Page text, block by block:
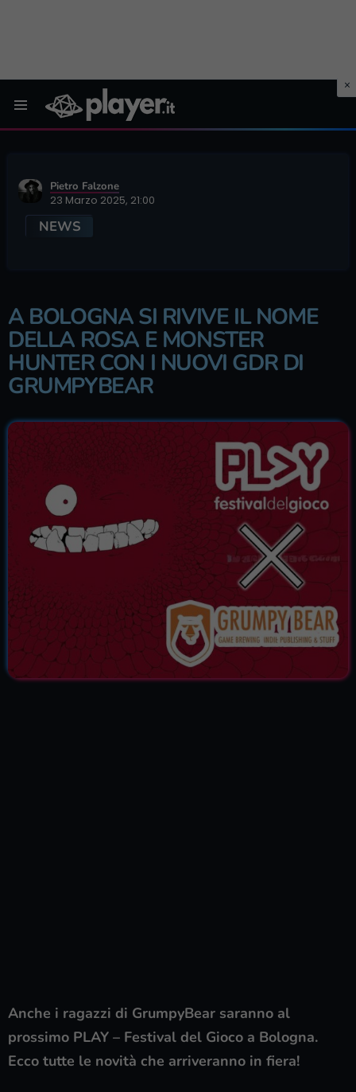
Pietro Falzone
23 Marzo 2025, 21:00
NEWS
A BOLOGNA SI RIVIVE IL NOME
DELLA ROSA E MONSTER
HUNTER CON I NUOVI GDR DI
GRUMPYBEAR
Anche i ragazzi di GrumpyBear saranno al
prossimo PLAY – Festival del Gioco a Bologna.
Ecco tutte le novità che arriveranno in fiera!